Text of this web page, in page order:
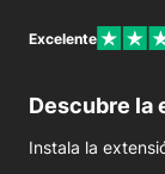
Excelente
Descubre la
Instala la